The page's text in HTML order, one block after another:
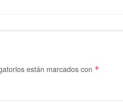
están marcados con *